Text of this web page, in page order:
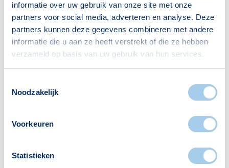
informatie over uw gebruik van onze site met onze
partners voor social media, adverteren en analyse. Deze
partners kunnen deze gegevens combineren met andere
informatie die u aan ze heeft verstrekt of die ze hebben
verzameld op basis van uw gebruik van hun services.
Noodzakelijk
Voorkeuren
Statistieken
Voorzieningen in Buytenstee
Deze wijk heeft het allemaal voor je. Zo vind je
Supermarkten Restaurants